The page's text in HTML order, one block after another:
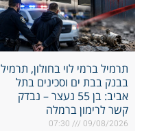
תרמיל ברמי לוי בחולון, תרמיל
בבנק בבת ים וסכינים בתל
אביב: בן 55 נעצר – נבדק
קשר לרימון ברמלה
09/08/2026